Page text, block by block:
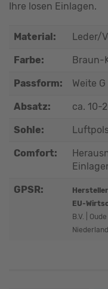
Ihre losen Einlagen.
Material: Leder/
Farbe: Braun-
Passform: Weite
Absatz: ca. 10-
Sohle:
Comfort:
GPSR:
EU-
B.V. |